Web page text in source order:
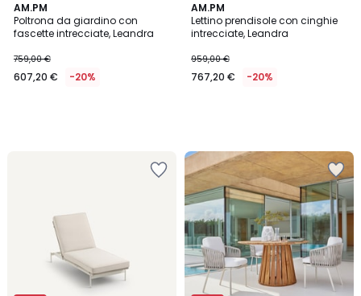
AM.PM
Poltrona da giardino con
fascette intrecciate, Leandra
759,00 €
607,20 € -20%
AM.PM
Lettino prendisole con cinghie
intrecciate, Leandra
959,00 €
767,20 € -20%